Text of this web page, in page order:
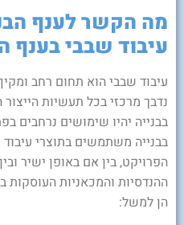
מה הקשר לענף
עיבוד שבבי בענף
עיבוד שבבי הוא תחום רחב
נדבך מרכזי בכל תעשיות
בבנייה יהיו שימושים נרחבים
בבנייה משתמשים בתוצרי
הפרויקט, בין אם באופן ישיר
ההנדסיות והמכאניות העוסקות
הן למשל: